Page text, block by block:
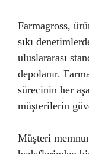
Farmagross,
sıkı
uluslararası
depolanır.
sürecinin her
müşterilerin
Müşteri